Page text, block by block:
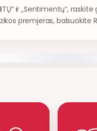
ir „Sentimentų“,
premjeras, balsuokite